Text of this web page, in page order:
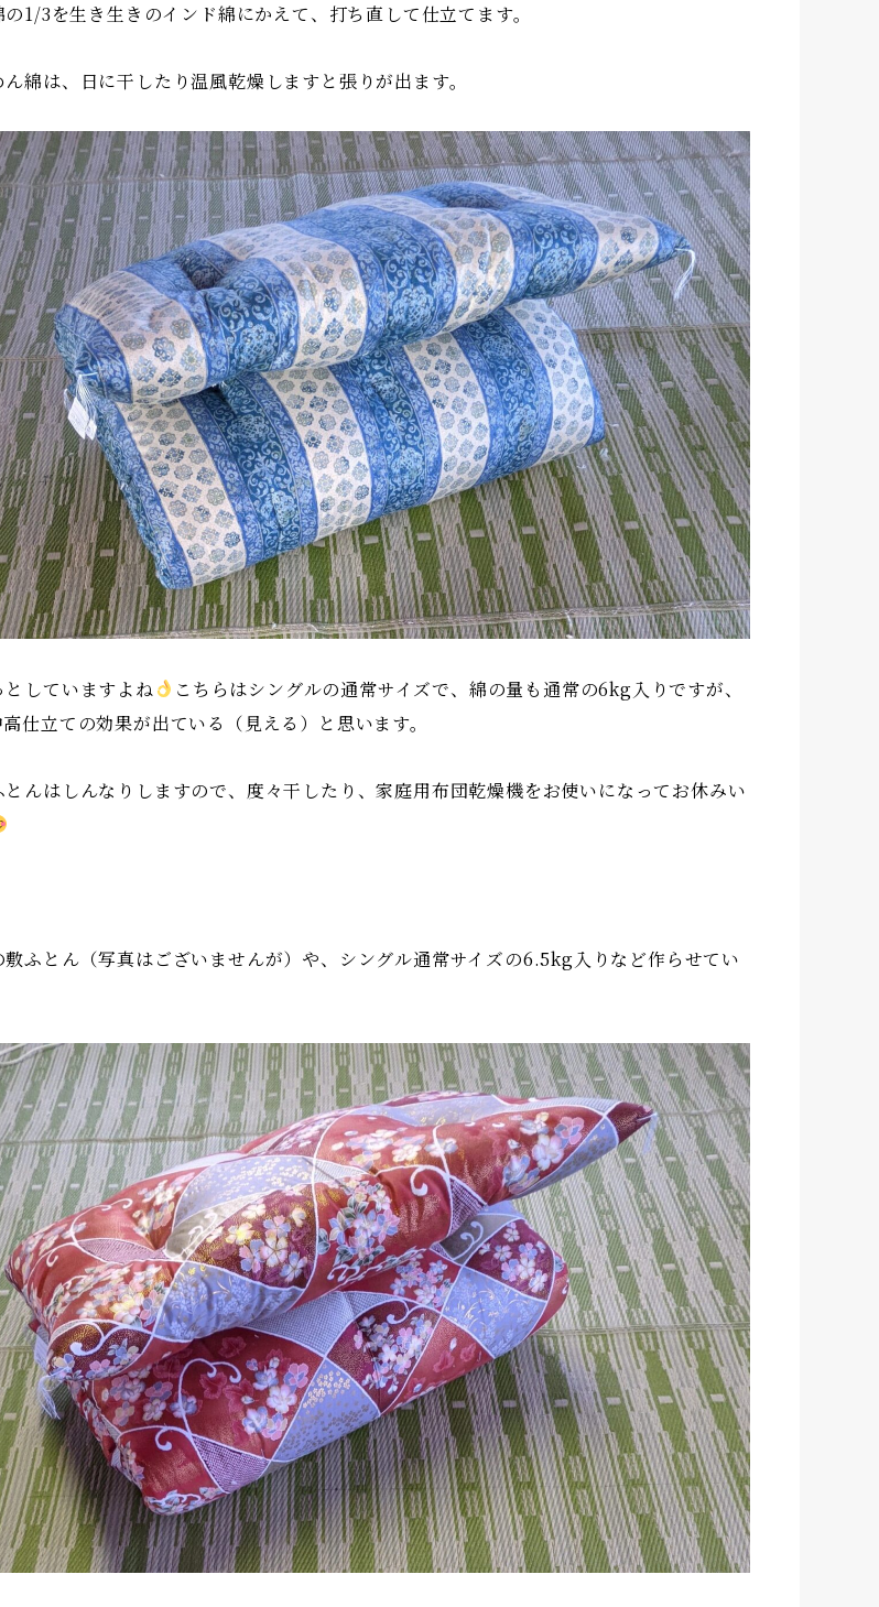
1/3を生き生きのインド綿にかえて、打ち直して仕立てます。
綿は、日に干したり温風乾燥しますと張りが出ます。
していますよね
こちらはシングルの通常サイズで、綿の量も通常の6kg入りですが、
仕立ての効果が出ている（見える）と思います。
んはしんなりしますので、度々干したり、家庭用布団乾燥機をお使いになってお休みい
ふとん（写真はございませんが）や、シングル通常サイズの6.5kg入りなど作らせてい